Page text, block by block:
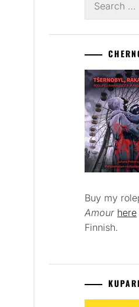
for:
Buy my
Amour here
Finnish.